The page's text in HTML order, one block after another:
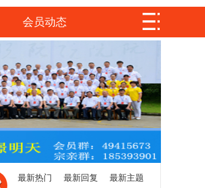
会员动态
最新热门 最新回复
最新主题